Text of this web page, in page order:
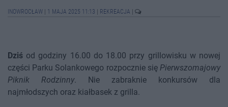
INOWROCŁAW 1 MAJA 2025 11:13 REKREACJA
Dziś od godziny 16.00 do 18.00 przy grillowisku w nowej
części Parku Solankowego rozpocznie się Pierwszomajowy
Piknik Rodzinny. Nie zabraknie konkursów dla
najmłodszych oraz kiałbasek z grilla.